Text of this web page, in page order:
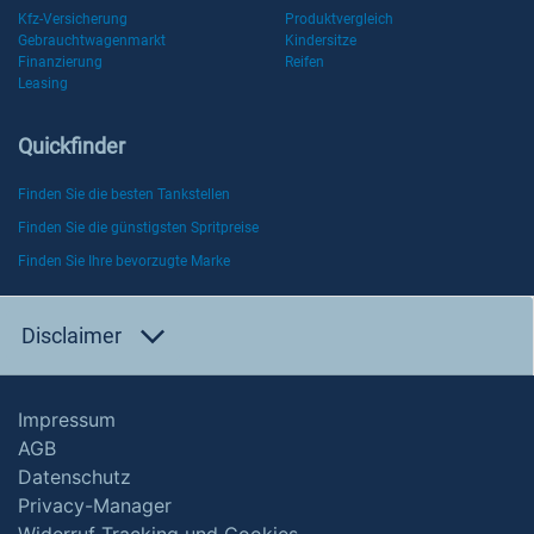
Kfz-Versicherung
Produktvergleich
Gebrauchtwagenmarkt
Kindersitze
Finanzierung
Reifen
Leasing
Quickfinder
Finden Sie die besten Tankstellen
Finden Sie die günstigsten Spritpreise
Finden Sie Ihre bevorzugte Marke
Disclaimer
Impressum
AGB
Datenschutz
Privacy-Manager